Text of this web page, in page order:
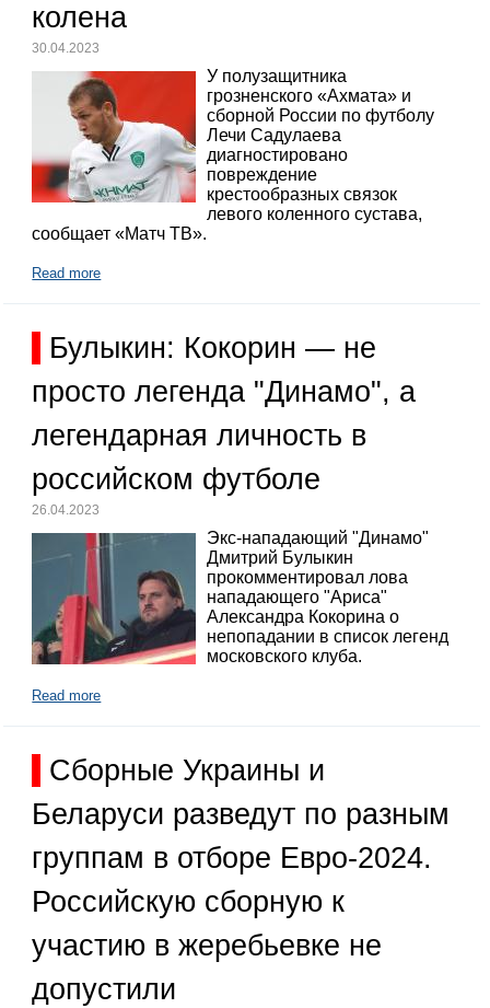
колена
30.04.2023
У полузащитника
грозненского «Ахмата» и
сборной России по футболу
Лечи Садулаева
диагностировано
повреждение
крестообразных связок
левого коленного сустава,
сообщает «Матч ТВ».
Read more
Булыкин: Кокорин — не
просто легенда "Динамо", а
легендарная личность в
российском футболе
26.04.2023
Экс-нападающий "Динамо"
Дмитрий Булыкин
прокомментировал лова
нападающего "Ариса"
Александра Кокорина о
непопадании в список легенд
московского клуба.
Read more
Сборные Украины и
Беларуси разведут по разным
группам в отборе Евро-2024.
Российскую сборную к
участию в жеребьевке не
допустили